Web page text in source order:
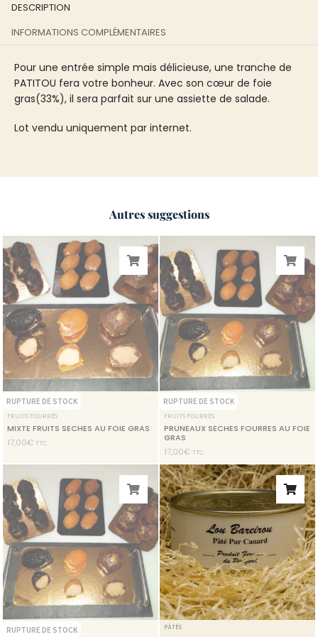
DESCRIPTION
INFORMATIONS COMPLÉMENTAIRES
Pour une entrée simple mais délicieuse, une tranche de
PATITOU fera votre bonheur. Avec son cœur de foie
gras(33%), il sera parfait sur une assiette de salade.
Lot vendu uniquement par internet.
Autres suggestions
RUPTURE DE STOCK
FRUITS FOURRÉS
MIXTE FRUITS SECHES AU FOIE GRAS
17,00€ TTC
RUPTURE DE STOCK
FRUITS FOURRÉS
PRUNEAUX SECHES FOURRES AU FOIE
GRAS
17,00€ TTC
RUPTURE DE STOCK PÂTÉS